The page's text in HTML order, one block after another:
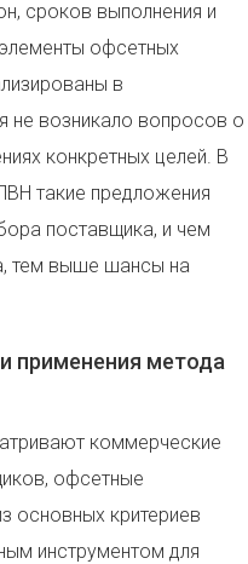
сроков выполнения и
офсетных
в
не возникало вопросов о
конкретных целей. В
такие предложения
поставщика, и чем
тем выше шансы на
применения метода
коммерческие
офсетные
основных критериев
инструментом для